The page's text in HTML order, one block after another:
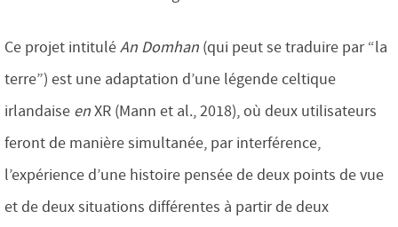
Ce projet intituléAn Domhan (qui peut se traduire par “la
terre”) est une adaptation d’une légende celtique
irlandaise enXR (Mann et al., 2018), où deux utilisateurs
feront de manière simultanée, par interférence,
l’expérience d’une histoire pensée de deux points de vue
et de deux situations différentes à partir de deux